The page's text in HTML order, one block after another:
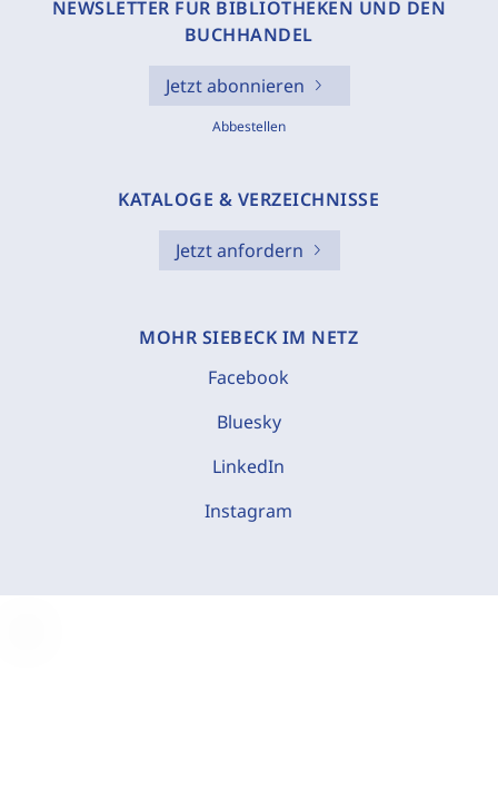
NEWSLETTER FÜR BIBLIOTHEKEN UND DEN
BUCHHANDEL
Jetzt abonnieren
Abbestellen
KATALOGE & VERZEICHNISSE
Jetzt anfordern
MOHR SIEBECK IM NETZ
Facebook
Bluesky
LinkedIn
Instagram